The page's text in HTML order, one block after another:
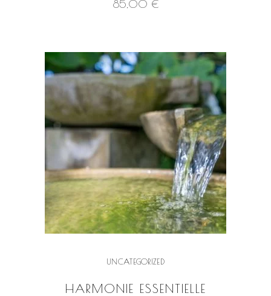
85,00 €
UNCATEGORIZED
HARMONIE ESSENTIELLE